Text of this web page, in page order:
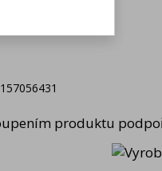
produktu